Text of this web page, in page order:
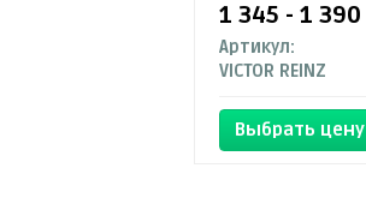
1 345 - 1 390
Артикул:
VICTOR REINZ
Выбрать цену